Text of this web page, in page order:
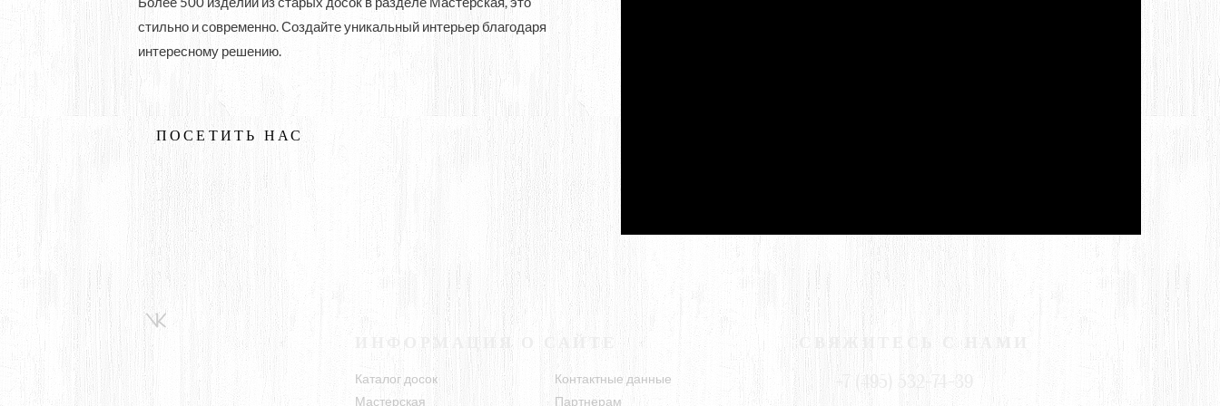
стильно и современно. Создайте уникальный интерьер благодаря
интересному решению.
ПОСЕТИТЬ НАС
ИНФОРМАЦИЯ О САЙТЕ
Каталог досок
Мастерская
Контактные данные
Партнерам
СВЯЖИТЕСЬ С НАМИ
+7 (495) 532-74-39